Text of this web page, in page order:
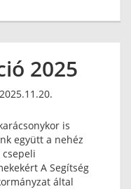
2025
is
együtt a nehéz
A Segítség
által